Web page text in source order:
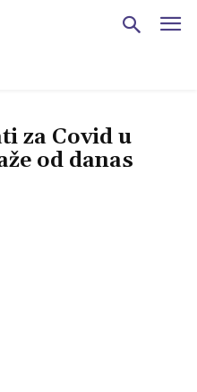
za Covid u
od danas